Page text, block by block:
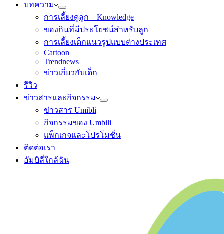
บทความ
การเลี้ยงดูลูก – Knowledge
ของกินที่มีประโยชน์สำหรับลูก
การเลี้ยงเด็กแนวรูปแบบต่างประเทศ
Cartoon
Trendnews
ข่าวเกี่ยวกับเด็ก
รีวิว
ข่าวสารและกิจกรรม
ข่าวสาร Umibli
กิจกรรมของ Umbili
แพ็กเกจและโปรโมชั่น
ติดต่อเรา
อัมบิลี่ใกล้ฉัน